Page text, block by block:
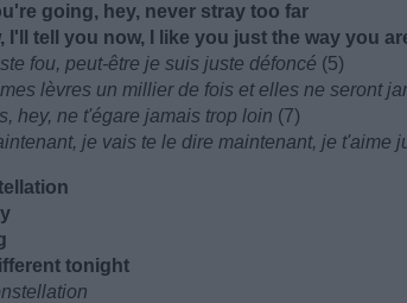
going, hey, never stray too far
I'll tell you now, I like you just the way you
fou, peut-être je suis juste défoncé (5)
lèvres un millier de fois et elles ne seront
hey, ne t'égare jamais trop loin (7)
je vais te le dire maintenant, je t'aime
tonight